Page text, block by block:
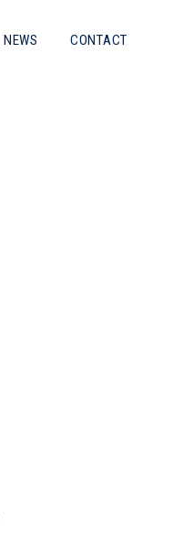
NEWS CONTACT